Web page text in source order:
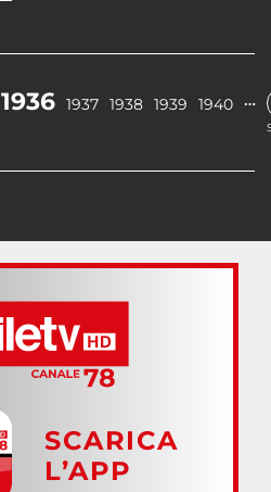
1936 1937 1938 1939 1940 …
SCARICA
L’APP